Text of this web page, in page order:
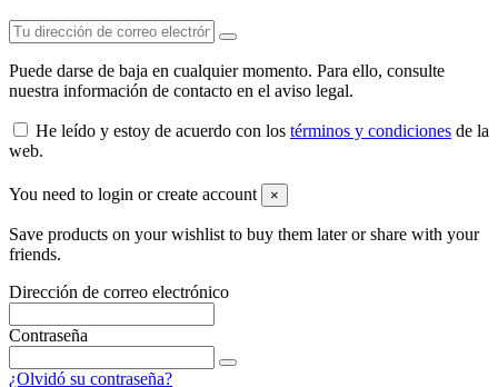
Puede darse de baja en cualquier momento. Para ello, consulte
nuestra información de contacto en el aviso legal.
He leído y estoy de acuerdo con los términos y condiciones de la
web.
You need to login or create account ×
Save products on your wishlist to buy them later or share with your
friends.
Dirección de correo electrónico
Contraseña
¿Olvidó su contraseña?